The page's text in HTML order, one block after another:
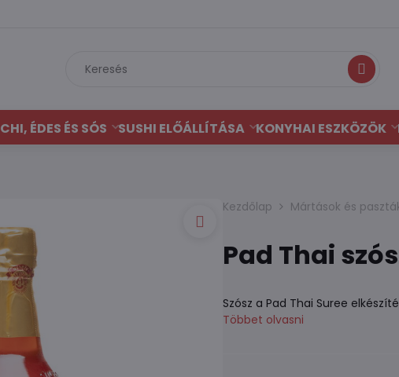
Keresés
ÉDES ÉS SÓS SUSHI ELŐÁLLÍTÁSA KONYHAI ESZKÖZÖK
Kezdőlap Mártások és
Pad Thai
Szósz a Pad Thai Suree
Többet olvasni